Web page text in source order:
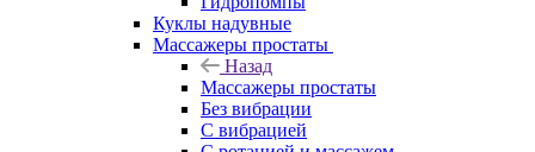
Куклы надувные
Массажеры простаты
Назад
Массажеры простаты
Без вибрации
С вибрацией